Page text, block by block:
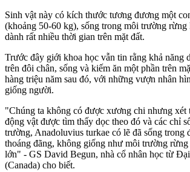
Sinh vật này có kích thước tương đương một
(khoảng 50-60 kg), sống trong môi trường rừng
dành rất nhiều thời gian trên mặt đất.
Trước đây giới khoa học vẫn tin rằng khả năng
trên đôi chân, sống và kiếm ăn một phần trên
hàng triệu năm sau đó, với những vượn nhân
giống người.
"Chúng ta không có được xương chi nhưng xét
động vật được tìm thấy dọc theo đó và các chỉ
trường, Anadoluvius turkae có lẽ đã sống trong
thoáng đãng, không giống như môi trường
lớn" - GS David Begun, nhà cổ nhân học từ
(Canada) cho biết.